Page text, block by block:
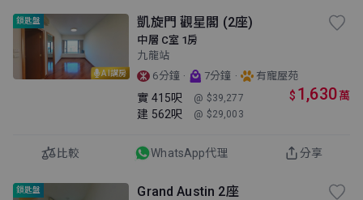
AI講房
鎖匙盤 凱旋門 觀星閣 (2座)
中層 C室 1房
九龍站
6分鐘 · 7分鐘 · 有寵屋苑
實 415呎 @ $39,277
建 562呎 @ $29,003
$ 1,630萬
比較 WhatsApp代理 分享
鎖匙盤 Grand Austin 2座